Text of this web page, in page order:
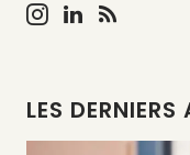
LES DERNIERS